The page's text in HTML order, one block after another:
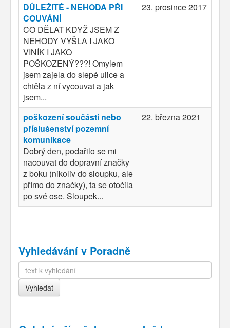
DŮLEŽITÉ - NEHODA PŘI
COUVÁNÍ
CO DĚLAT KDYŽ JSEM Z
NEHODY VYŠLA I JAKO
VINÍK I JAKO
POŠKOZENÝ???! Omylem
jsem zajela do slepé ulice a
chtěla z ní vycouvat a jak
jsem...
23. prosince 2017
poškození součásti nebo
příslušenství pozemní
komunikace
Dobrý den, podařilo se mi
nacouvat do dopravní značky
z boku (nikoliv do sloupku, ale
přímo do značky), ta se otočila
po své ose. Sloupek...
22. března 2021
Vyhledávání v Poradně